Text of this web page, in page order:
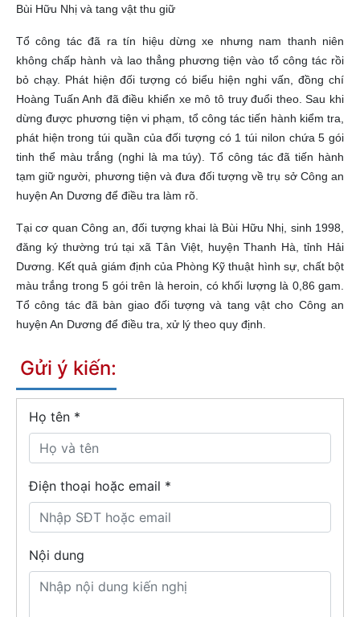
Bùi Hữu Nhị và tang vật thu giữ
Tổ công tác đã ra tín hiệu dừng xe nhưng nam thanh niên
không chấp hành và lao thẳng phương tiện vào tổ công tác rồi
bỏ chạy. Phát hiện đối tượng có biểu hiện nghi vấn, đồng chí
Hoàng Tuấn Anh đã điều khiển xe mô tô truy đuổi theo. Sau khi
dừng được phương tiện vi phạm, tổ công tác tiến hành kiểm tra,
phát hiện trong túi quần của đối tượng có 1 túi nilon chứa 5 gói
tinh thể màu trắng (nghi là ma túy). Tổ công tác đã tiến hành
tạm giữ người, phương tiện và đưa đối tượng về trụ sở Công an
huyện An Dương để điều tra làm rõ.
Tại cơ quan Công an, đối tượng khai là Bùi Hữu Nhị, sinh 1998,
đăng ký thường trú tại xã Tân Việt, huyện Thanh Hà, tỉnh Hải
Dương. Kết quả giám định của Phòng Kỹ thuật hình sự, chất bột
màu trắng trong 5 gói trên là heroin, có khối lượng là 0,86 gam.
Tổ công tác đã bàn giao đối tượng và tang vật cho Công an
huyện An Dương để điều tra, xử lý theo quy định.
Gửi ý kiến:
Họ tên *
Điện thoại hoặc email *
Nội dung